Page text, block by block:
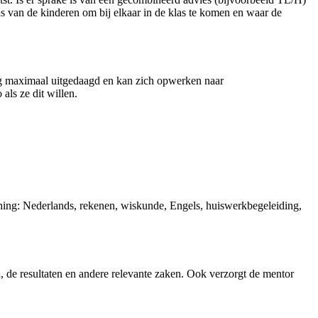
de kinderen om bij elkaar in de klas te komen en waar de
uitgedaagd en kan zich opwerken naar
als ze dit willen.
Nederlands, rekenen, wiskunde, Engels, huiswerkbegeleiding,
resultaten en andere relevante zaken. Ook verzorgt de mentor